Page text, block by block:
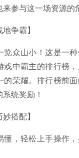
参与这一场资源的
争霸】
览众山小！这是一
戏中霸主的排行榜
的荣耀。排行榜前
统奖励！
搭配】
懂，轻松上手操作